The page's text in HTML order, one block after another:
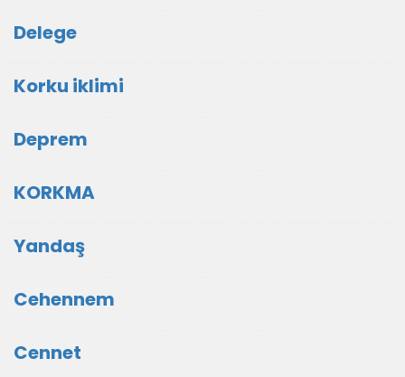
Delege
Korku iklimi
Deprem
KORKMA
Yandaş
Cehennem
Cennet